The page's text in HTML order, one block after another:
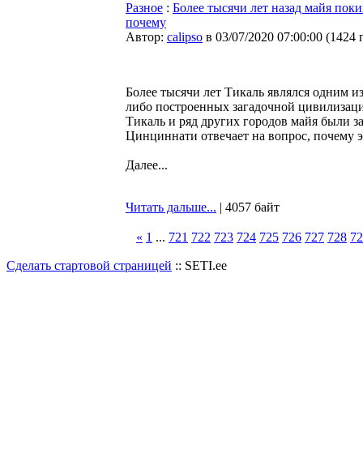
Разное : Более тысячи лет назад майя
почему
Автор: calipso в 03/07/2020 07:00:00 (1424
Более тысячи лет Тикаль являлся одним
либо построенных загадочной
Тикаль и ряд других городов майя были
Цинциннати отвечает на вопрос, почему
Далее...
Читать дальше... | 4057 байт
« 1 ... 721 722 723 724 725 726 727 728
Сделать стартовой страницей :: SETI.ee